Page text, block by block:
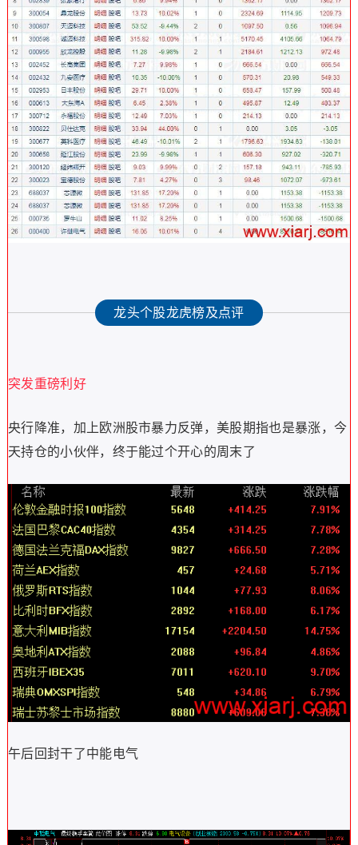
龙头个股龙虎榜及点评
突发重磅利好
央行降准，加上欧洲股市暴力反弹，美股期指也是暴涨，今
天持仓的小伙伴，终于能过个开心的周末了
午后回封干了中能电气